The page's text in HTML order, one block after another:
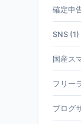
確定申
SNS (1)
国産ス
フリー
ブログ